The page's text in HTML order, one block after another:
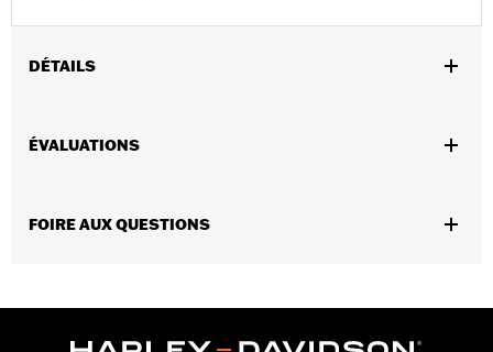
DÉTAILS
Glide®, FLHXSE 2023 et après, FLHX 2024 et après, FLHXSE et
Vendues en unités:Chaque
GARANTIE:Garantie limitée de 1 an – Accédez àwww.h-
d.com/warrantypour obtenir tous les détails
ÉVALUATIONS
FOIRE AUX QUESTIONS